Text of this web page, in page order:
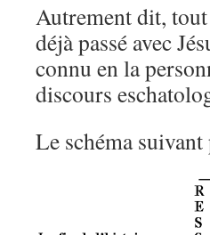
Autrement dit, tout
déjà passé avec
connu en la
discours
Le schéma